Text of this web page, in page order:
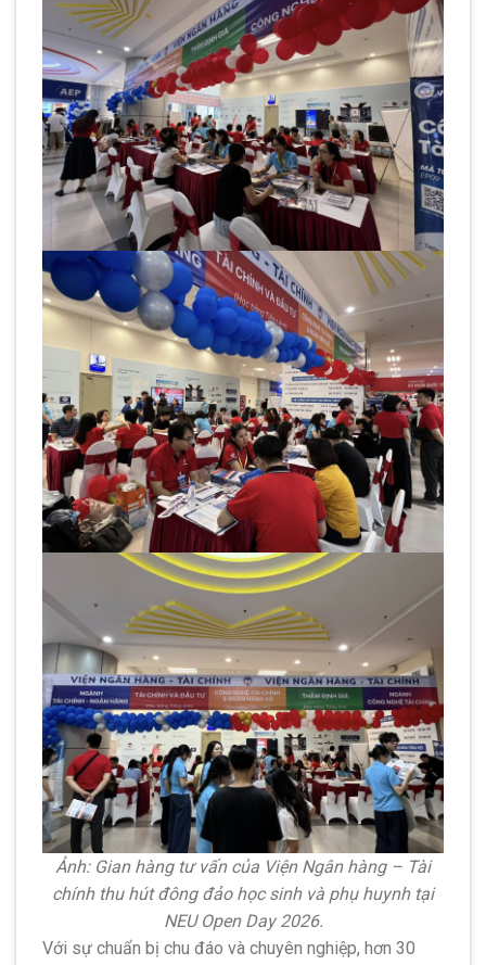
Ảnh: Gian hàng tư vấn của Viện Ngân hàng – Tài
chính thu hút đông đảo học sinh và phụ huynh tại
NEU Open Day 2026.
Với sự chuẩn bị chu đáo và chuyên nghiệp, hơn 30